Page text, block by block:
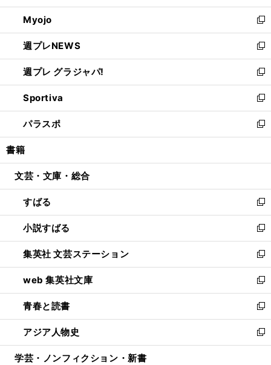
開
く
ウ
で
開
く
ン
ド
ウ
で
開
く
ウ
ィ
ン
ド
ウ
で
開
く
Myojo
新
し
い
ウ
ィ
ン
ド
ウ
で
開
週プレNEWS
新
し
い
ウ
ィ
ン
ド
ウ
開
週プレ グラジャパ!
新
し
い
ウ
ィ
ン
ウ
開
く
Sportiva
新
し
い
ウ
ン
ウ
で
開
く
パラスポ
新
し
ウ
ン
ド
ウ
で
開
く
書籍
文芸・文庫・総合
すばる
新
し
い
ウ
ィ
ン
ド
ウ
で
開
く
小説すばる
新
し
い
ウ
ィ
ン
ド
ウ
で
開
集英社 文芸ステーション
新
し
い
ウ
ィ
ン
ド
ウ
web 集英社文庫
新
し
い
ウ
ィ
ン
青春と読書
新
し
い
ウ
アジア人物史
新
し
学芸・ノンフィクション・新書